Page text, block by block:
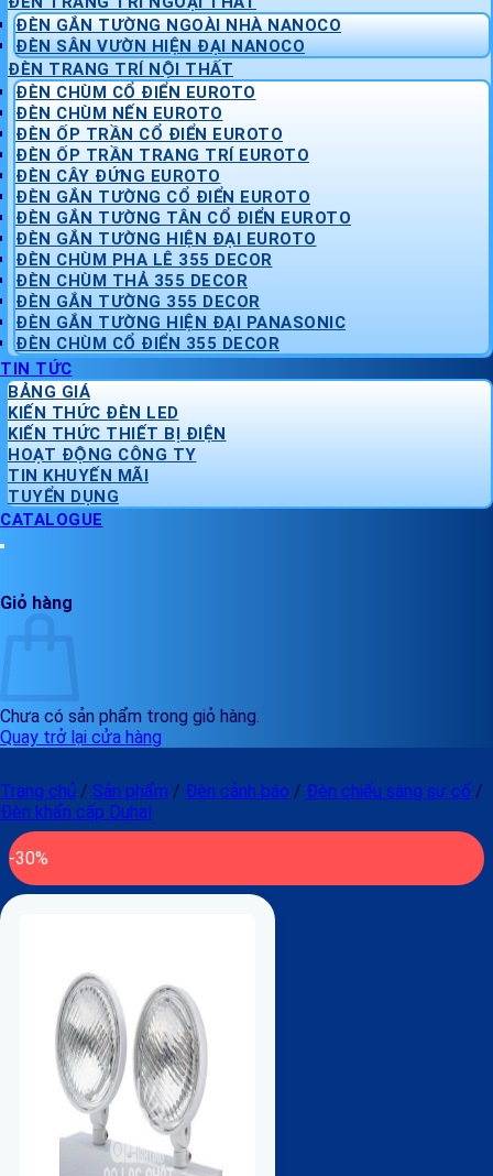
ĐÈN GẮN TƯỜNG NGOÀI NHÀ NANOCO
ĐÈN SÂN VƯỜN HIỆN ĐẠI NANOCO
ĐÈN TRANG TRÍ NỘI THẤT
ĐÈN CHÙM CỔ ĐIỂN EUROTO
ĐÈN CHÙM NẾN EUROTO
ĐÈN ỐP TRẦN CỔ ĐIỂN EUROTO
ĐÈN ỐP TRẦN TRANG TRÍ EUROTO
ĐÈN CÂY ĐỨNG EUROTO
ĐÈN GẮN TƯỜNG CỔ ĐIỂN EUROTO
ĐÈN GẮN TƯỜNG TÂN CỔ ĐIỂN EUROTO
ĐÈN GẮN TƯỜNG HIỆN ĐẠI EUROTO
ĐÈN CHÙM PHA LÊ 355 DECOR
ĐÈN CHÙM THẢ 355 DECOR
ĐÈN GẮN TƯỜNG 355 DECOR
ĐÈN GẮN TƯỜNG HIỆN ĐẠI PANASONIC
ĐÈN CHÙM CỔ ĐIỂN 355 DECOR
TIN TỨC
BẢNG GIÁ
KIẾN THỨC ĐÈN LED
KIẾN THỨC THIẾT BỊ ĐIỆN
HOẠT ĐỘNG CÔNG TY
TIN KHUYẾN MÃI
TUYỂN DỤNG
CATALOGUE
Giỏ hàng
Chưa có sản phẩm trong giỏ hàng.
Quay trở lại cửa hàng
Trang chủ / Sản phẩm / Đèn cảnh báo / Đèn chiếu sáng sự cố /
Đèn khẩn cấp Duhal
-30%